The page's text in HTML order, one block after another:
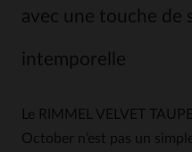
avec une touche de
intemporelle
Le RIMMEL VELVET
October n’est pas un